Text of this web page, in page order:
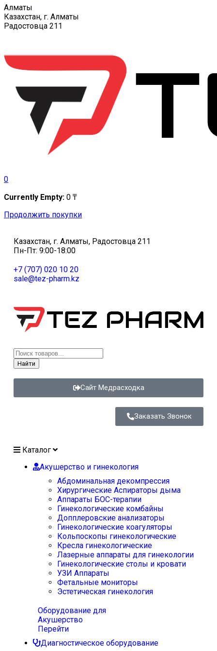
Алматы
Казахстан, г. Алматы
Радостовца 211
0
Currently Empty: 0 ₸
Продолжить покупки
Казахстан, г. Алматы, Радостовца 211
Пн-Пт: 9:00-18:00
+7 (707) 020 10 20
sale@tez-pharm.kz
Найти
Сайт Медрасходка
Заказать Звонок
Каталог
Акушерство и гинекология
Абдоминальная декомпрессия
Хирургические Аспираторы дыма
Аппараты БОС-терапии
Гинекологические комбайны
Допплеровские анализаторы
Гинекологические коагуляторы
Кольпоскопы гинекологические
Кресла гинекологические
Лазерные аппараты для гинекологии
Гинекологические столы и кровати
УЗИ Аппараты
Фетальные мониторы
Эстетическая гинекология
Оборудование для
Акушерство
Перейти
Диагностическое оборудование